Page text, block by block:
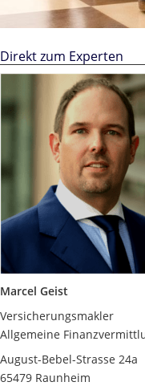
Direkt zum Experten
Marcel Geist
Versicherungsmakler
Allgemeine
August-Bebel-Strasse 24a
65479 Raunheim